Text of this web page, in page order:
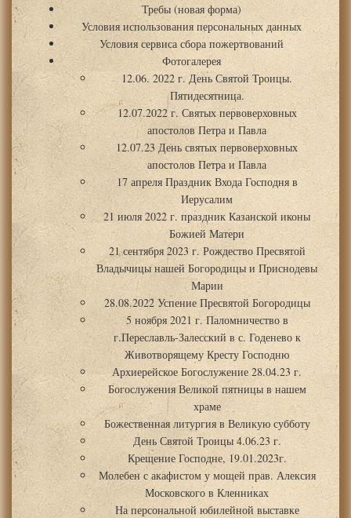
Требы (новая форма)
Условия использования персональных данных
Условия сервиса сбора пожертвований
Фотогалерея
12.06. 2022 г. День Святой Троицы.
Пятидесятница.
12.07.2022 г. Святых первоверховных
апостолов Петра и Павла
12.07.23 День святых первоверховных
апостолов Петра и Павла
17 апреля Праздник Входа Господня в
Иерусалим
21 июля 2022 г. праздник Казанской иконы
Божией Матери
21 сентября 2023 г. Рождество Пресвятой
Владычицы нашей Богородицы и Приснодевы
Марии
28.08.2022 Успение Пресвятой Богородицы
5 ноября 2021 г. Паломничество в
г.Переславль-Залесский в с. Годенево к
Животворящему Кресту Господню
Архиерейское Богослужение 28.04.23 г.
Богослужения Великой пятницы в нашем
храме
Божественная литургия в Великую субботу
День Святой Троицы 4.06.23 г.
Крещение Господне, 19.01.2023г.
Молебен с акафистом у мощей прав. Алексия
Московского в Кленниках
На персональной юбилейной выставке